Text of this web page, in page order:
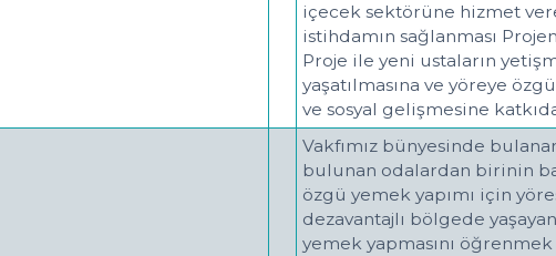
içecek sektörüne hizmet
istihdamın sağlanması
Proje ile yeni ustaların
yaşatılmasına ve yöreye
ve sosyal gelişmesine
Vakfımız bünyesinde
bulunan odalardan birinin
özgü yemek yapımı için
dezavantajlı bölgede
yemek yapmasını